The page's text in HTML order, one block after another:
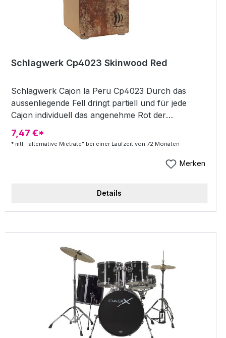
Schlagwerk Cp4023 Skinwood Red
Schlagwerk Cajon la Peru Cp4023 Durch das
aussenliegende Fell dringt partiell und für jede
Cajon individuell das angenehme Rot der
Holzmembran. Dieses Instrument muss erlebt
werden - von und für Freunde besonderer
Cp4023 Highlights: Schlagfläche: Skinwood (mit
30 x 50 cm Sound: Medium Dry Finish: Red
7,47 €*
* mtl. "alternative Mietrate" bei einer Laufzeit von 72 Monaten
Merken
Details